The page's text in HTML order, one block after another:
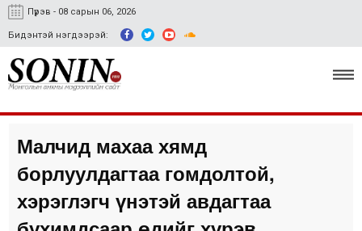
Пүрэв - 08 сарын 06, 2026
Бидэнтэй нэгдээрэй:
Улс төр, эдийн засаг
Гэмт хэрэг
Нийгэм, соёл
Малчид махаа хямд
борлуулдагтаа гомдолтой,
хэрэглэгч үнэтэй авдагтаа